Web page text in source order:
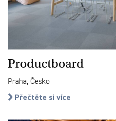
Productboard
Praha, Česko
Přečtěte si více